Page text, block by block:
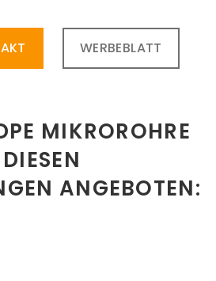
WERBEBLATT
MIKROROHRE
ANGEBOTEN: